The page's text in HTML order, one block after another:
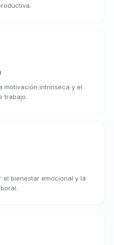
motivación intrínseca y el
trabajo.
el bienestar emocional y la